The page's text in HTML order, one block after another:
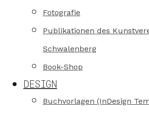
Fotografie
Publikationen des
Schwalenberg
Book-Shop
DESIGN
Buchvorlagen (InDesign